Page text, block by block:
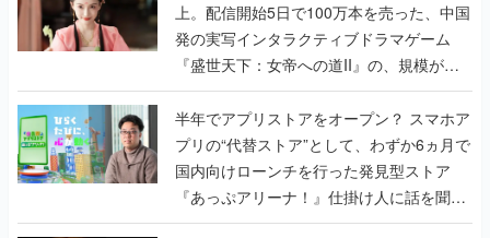
上。配信開始5日で100万本を売った、中国
発の実写インタラクティブドラマゲーム
『盛世天下：女帝への道II』の、規模が違
うこだわりをプロデューサーに聞いた
半年でアプリストアをオープン？ スマホア
プリの“代替ストア”として、わずか6ヵ月で
国内向けローンチを行った発見型ストア
『あっぷアリーナ！』仕掛け人に話を聞い
てみた